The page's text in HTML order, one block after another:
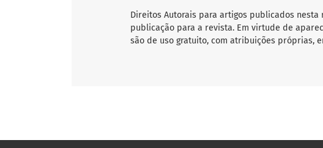
Direitos Autorais para artigos publicados
publicação para a revista. Em virtude de
são de uso gratuito, com atribuições próprias,